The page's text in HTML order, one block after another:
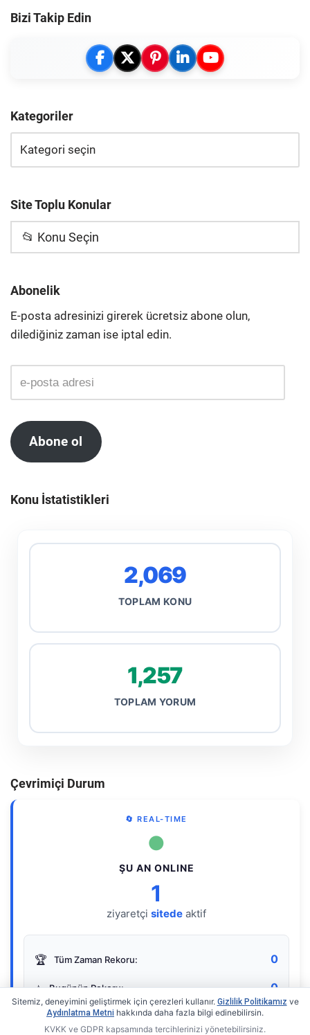
Bizi Takip Edin
Kategoriler
Site Toplu Konular
📂 Konu Seçin
Abonelik
E-posta adresinizi girerek ücretsiz abone olun,
dilediğiniz zaman ise iptal edin.
Abone ol
Konu İstatistikleri
2,069
TOPLAM KONU
1,257
TOPLAM YORUM
Çevrimiçi Durum
🔄 REAL-TIME
●
ŞU AN ONLINE
1
ziyaretçi sitede aktif
🏆 Tüm Zaman Rekoru: 0
⭐ Bugünün Rekoru: 0
Sitemiz, deneyimini geliştirmek için çerezleri kullanır. Gizlilik Politikamız ve
Aydınlatma Metni hakkında daha fazla bilgi edinebilirsin.
KVKK ve GDPR kapsamında tercihlerinizi yönetebilirsiniz.